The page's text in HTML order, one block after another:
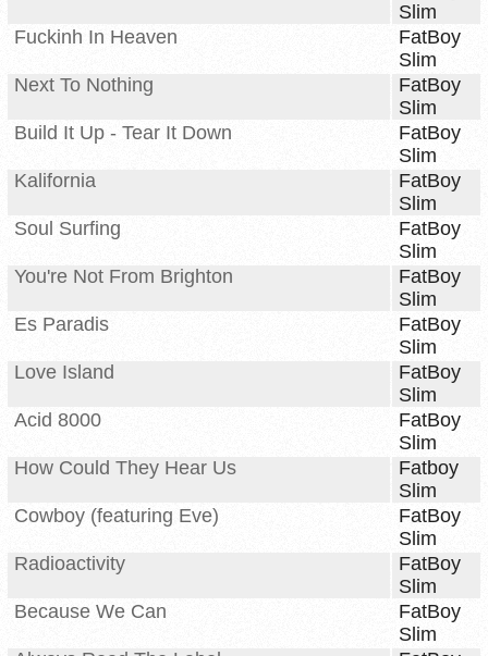
Slim
Fuckinh In Heaven
FatBoy
Slim
Next To Nothing
FatBoy
Slim
Build It Up - Tear It Down
FatBoy
Slim
Kalifornia
FatBoy
Slim
Soul Surfing
FatBoy
Slim
You're Not From Brighton
FatBoy
Slim
Es Paradis
FatBoy
Slim
Love Island
FatBoy
Slim
Acid 8000
FatBoy
Slim
How Could They Hear Us
Fatboy
Slim
Cowboy (featuring Eve)
FatBoy
Slim
Radioactivity
FatBoy
Slim
Because We Can
FatBoy
Slim